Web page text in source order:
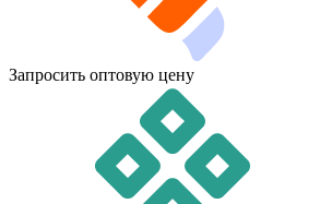
Запросить оптовую цену